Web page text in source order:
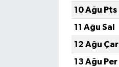
10 Ağu Pts
11 Ağu Sal
12 Ağu Çar
13 Ağu Per